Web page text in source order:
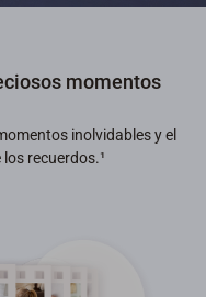
momentos
inolvidables y el
recuerdos.¹